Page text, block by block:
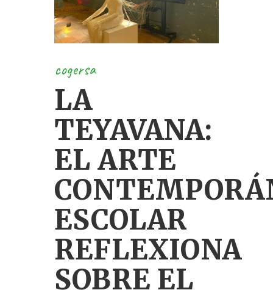
cogersa
LA
TEYAVANA:
EL ARTE
ESCOLAR
REFLEXIONA
SOBRE EL